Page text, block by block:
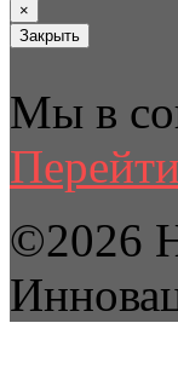
×
Закрыть
Мы в
©2026